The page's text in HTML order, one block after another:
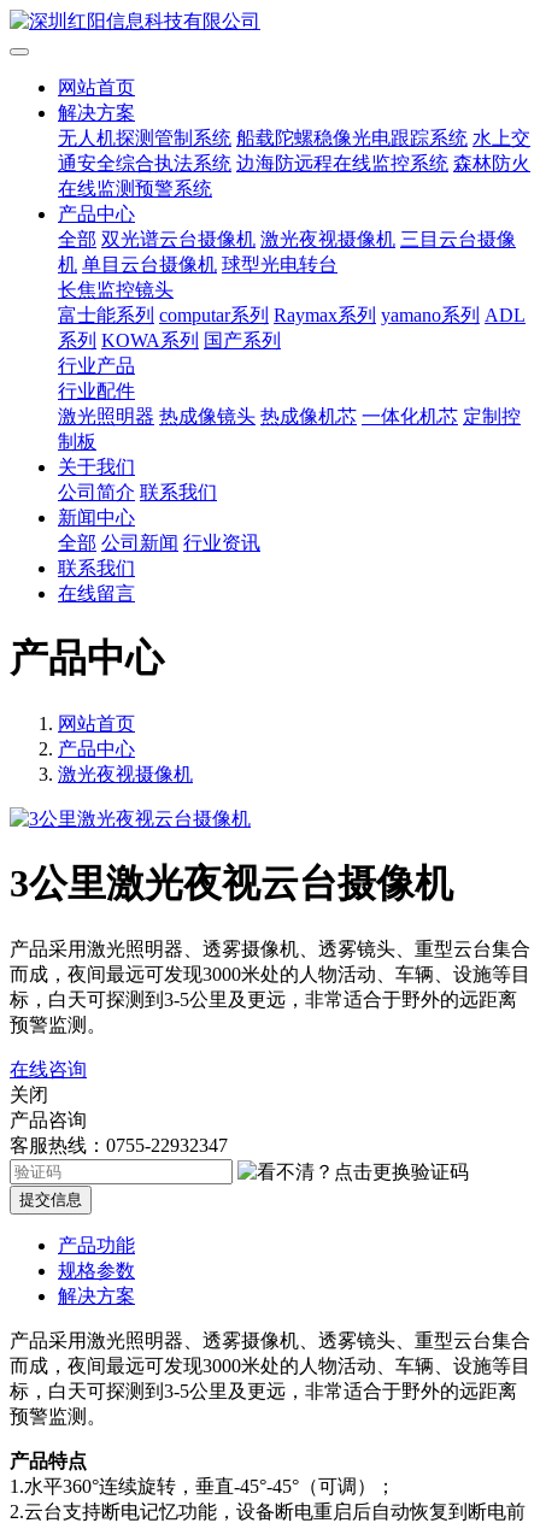
网站首页
解决方案
无人机探测管制系统 船载陀螺稳像光电跟踪系统 水上交
通安全综合执法系统 边海防远程在线监控系统 森林防火
在线监测预警系统
产品中心
全部 双光谱云台摄像机 激光夜视摄像机 三目云台摄像
机 单目云台摄像机 球型光电转台
长焦监控镜头
富士能系列 computar系列 Raymax系列 yamano系列 ADL
系列 KOWA系列 国产系列
行业产品
行业配件
激光照明器 热成像镜头 热成像机芯 一体化机芯 定制控
制板
关于我们
公司简介 联系我们
新闻中心
全部 公司新闻 行业资讯
联系我们
在线留言
产品中心
网站首页
产品中心
激光夜视摄像机
3公里激光夜视云台摄像机
产品采用激光照明器、透雾摄像机、透雾镜头、重型云台集合
而成，夜间最远可发现3000米处的人物活动、车辆、设施等目
标，白天可探测到3-5公里及更远，非常适合于野外的远距离
预警监测。
在线咨询
关闭
产品咨询
客服热线：0755-22932347
提交信息
产品功能
规格参数
解决方案
产品采用激光照明器、透雾摄像机、透雾镜头、重型云台集合
而成，夜间最远可发现3000米处的人物活动、车辆、设施等目
标，白天可探测到3-5公里及更远，非常适合于野外的远距离
预警监测。
产品特点
1.水平360°连续旋转，垂直-45°-45°（可调）；
2.云台支持断电记忆功能，设备断电重启后自动恢复到断电前